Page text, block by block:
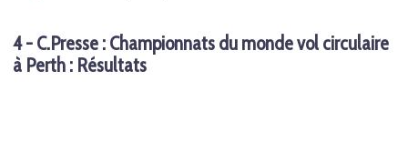
4 - C.Presse : Championnats du monde vol circulaire
à Perth : Résultats